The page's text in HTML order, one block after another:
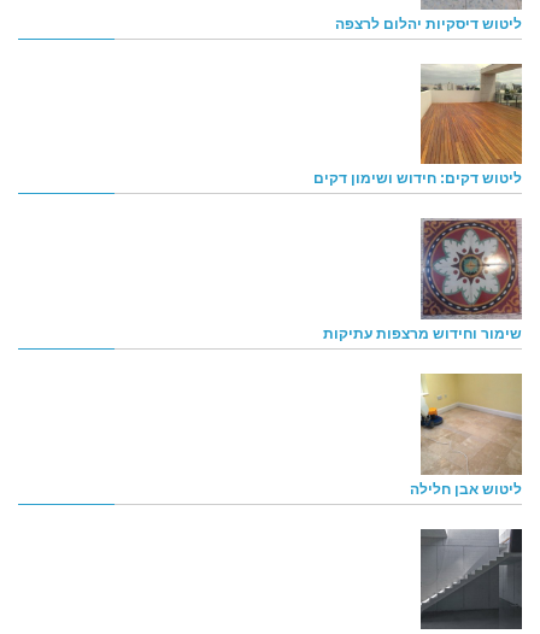
ליטוש דיסקיות יהלום לרצפה
ליטוש דקים: חידוש ושימון דקים
שימור וחידוש מרצפות עתיקות
ליטוש אבן חלילה